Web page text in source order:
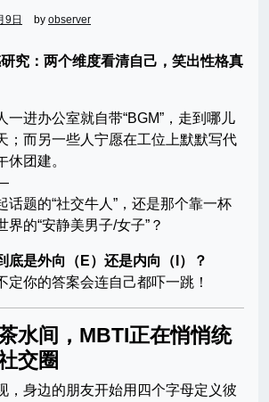
9日 by observer
究：两个维度看清自己，笑出性格真
一进办公室就自带“BGM”，走到哪儿
；而另一些人宁愿在工位上默默写代
休团建。
话题的“社交牛人”，还是那个靠一杯
界的“安静美男子/女子”？
底是外向（E）还是内向（I）？
定你的答案会连自己都吓一跳！
水间，MBTI正在悄悄统
交圈
，身边的朋友开始用四个字母定义彼